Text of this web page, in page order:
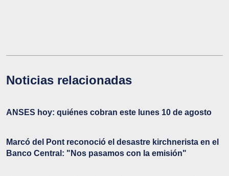
Noticias relacionadas
ANSES hoy: quiénes cobran este lunes 10 de agosto
Marcó del Pont reconoció el desastre kirchnerista en el
Banco Central: "Nos pasamos con la emisión"